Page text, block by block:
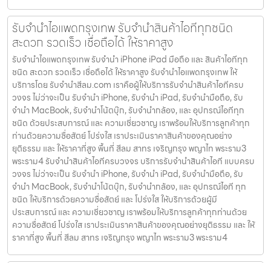
รับจำนำไอแพดกรุงเทพ รับจำนำสินค้าไอทีทุกชนิด
สะดวก รวดเร็ว เชื่อถือได้ ให้ราคาสูง
รับจำนำไอแพดกรุงเทพ รับจำนำ iPhone iPad มือถือ และ สินค้าไอทีทุก
ชนิด สะดวก รวดเร็ว เชื่อถือได้ ให้ราคาสูง รับจำนำไอแพดกรุงเทพ ให้
บริการโดย รับจํานําสีลม.com เราคือผู้ให้บริการรับจำนำสินค้าไอทีครบ
วงจร ไม่ว่าจะเป็น รับจำนำ iPhone, รับจำนำ iPad, รับจำนำมือถือ, รับ
จำนำ MacBook, รับจำนำโน้ตบุ๊ก, รับจำนำกล้อง, และ อุปกรณ์ไอทีทุก
ชนิด ด้วยประสบการณ์ และ ความเชี่ยวชาญ เราพร้อมให้บริการลูกค้าทุก
ท่านด้วยความซื่อสัตย์ โปร่งใส เราประเมินราคาสินค้าของคุณอย่าง
ยุติธรรม และ ให้ราคาที่สูง พื้นที่ สีลม สาทร เจริญกรุง พญาไท พระราม3
พระราม4 รับจำนำสินค้าไอทีครบวงจร บริการรับจำนำสินค้าไอที แบบครบ
วงจร ไม่ว่าจะเป็น รับจำนำ iPhone, รับจำนำ iPad, รับจำนำมือถือ, รับ
จำนำ MacBook, รับจำนำโน้ตบุ๊ก, รับจำนำกล้อง, และ อุปกรณ์ไอที ทุก
ชนิด ให้บริการด้วยความซื่อสัตย์ และ โปร่งใส ให้บริการด้วยผู้มี
ประสบการณ์ และ ความเชี่ยวชาญ เราพร้อมให้บริการลูกค้าทุกท่านด้วย
ความซื่อสัตย์ โปร่งใส เราประเมินราคาสินค้าของคุณอย่างยุติธรรม และ ให้
ราคาที่สูง พื้นที่ สีลม สาทร เจริญกรุง พญาไท พระราม3 พระราม4